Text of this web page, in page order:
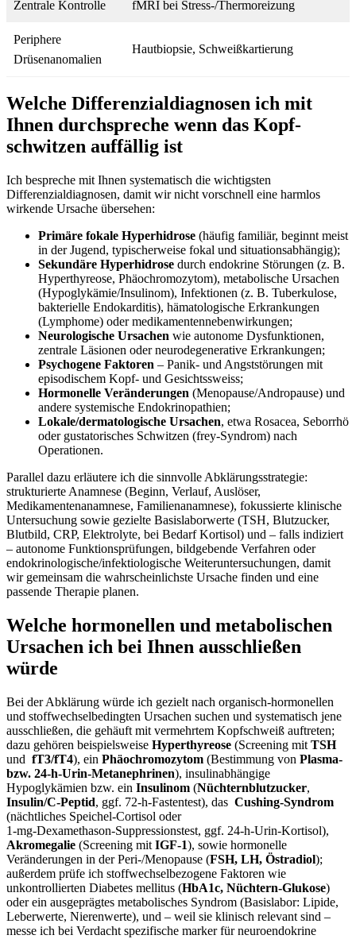
Zentrale Kontrolle fMRI bei Stress-/Thermoreizung
Periphere
Drüsenanomalien
Hautbiopsie, Schweißkartierung
Welche Differenzialdiagnosen ich mit
Ihnen durchspreche wenn das‌ Kopf-
schwitzen auffällig ⁤ist
Ich bespreche mit Ihnen⁣ systematisch die wichtigsten
Differenzialdiagnosen, damit wir nicht vorschnell eine harmlos
wirkende Ursache⁢ übersehen:
Primäre fokale‍ Hyperhidrose (häufig familiär, beginnt meist
in der Jugend, typischerweise fokal und situationsabhängig);
Sekundäre Hyperhidrose durch endokrine Störungen (z. B.
Hyperthyreose, Phäochromozytom), metabolische Ursachen
(Hypoglykämie/Insulinom), Infektionen ‌(z. B. Tuberkulose,
bakterielle Endokarditis),‌ hämatologische Erkrankungen‌
(Lymphome) oder medikamentennebenwirkungen;
Neurologische Ursachen wie autonome Dysfunktionen,
zentrale Läsionen oder neurodegenerative Erkrankungen;
Psychogene Faktoren – Panik- und Angststörungen ​mit
episodischem Kopf- und Gesichts­sweiss;
Hormonelle Veränderungen (Menopause/Andropause) und
andere systemische Endokrinopathien;
Lokale/dermatologische Ursachen, etwa Rosacea, Seborrhö
⁤oder gustatorisches Schwitzen (frey-Syndrom) nach
Operationen.
Parallel dazu erläutere ich die sinnvolle Abklärungsstrategie:
strukturierte ​Anamnese⁢ (Beginn, Verlauf, Auslöser,
Medikamentenanamnese, Familienanamnese), fokussierte klinische
‍Untersuchung sowie gezielte Basislaborwerte (TSH, Blutzucker,
⁢Blutbild, CRP, Elektrolyte, bei Bedarf ⁤Kortisol) und – falls indiziert
– autonome Funktionsprüfungen, ‍bildgebende ⁤Verfahren oder
endokrinologische/infektiologische Weiteruntersuchungen, damit
wir ⁢gemeinsam ‍die wahrscheinlichste Ursache finden und eine
passende Therapie planen.
Welche hormonellen und metabolischen
Ursachen ​ich bei Ihnen ausschließen‍
würde
Bei der Abklärung würde ich gezielt nach organisch-hormonellen⁢
und ​stoffwechselbedingten Ursachen​ suchen und systematisch⁤ jene
ausschließen, die⁤ gehäuft mit ‍vermehrtem Kopfschweiß auftreten;
dazu gehören ⁣beispielsweise Hyperthyreose (Screening mit TSH
und ⁣ fT3/fT4), ein Phäochromozytom ‌(Bestimmung ‌von Plasma‑
bzw.‍ 24‑h‑Urin‑Metanephrinen), insulinabhängige
Hypoglykämien bzw. ein Insulinom (Nüchternblutzucker,
Insulin/C‑Peptid, ggf. 72‑h‑Fastentest),‌ das ‍ Cushing‑Syndrom
(nächtliches Speichel‑Cortisol oder
1‑mg‑Dexamethason‑Suppressionstest, ggf. ⁣24‑h‑Urin‑Kortisol),
Akromegalie (Screening mit IGF‑1), sowie hormonelle
Veränderungen in der Peri‑/Menopause (FSH, LH, Östradiol);
außerdem prüfe ich⁢ stoffwechselbezogene Faktoren‌ wie
‌unkontrollierten Diabetes mellitus (HbA1c, ⁤Nüchtern‑Glukose)
oder ein ausgeprägtes ⁣metabolisches Syndrom (Basislabor: Lipide,
Leberwerte, Nierenwerte), und – weil sie klinisch ⁤relevant sind –
messe ich bei ⁣Verdacht spezifische marker für‌ neuroendokrine